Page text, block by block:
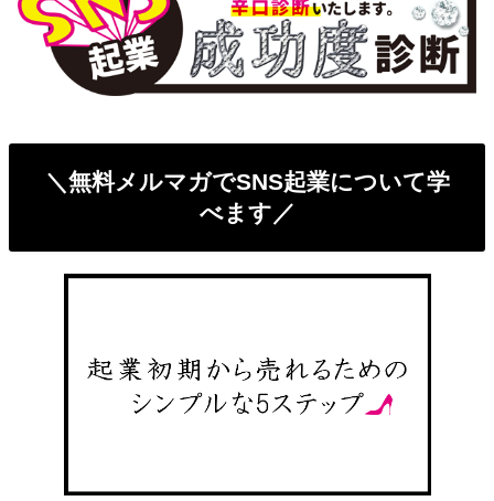
＼無料メルマガでSNS起業について学
べます／